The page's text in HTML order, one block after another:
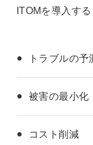
ITOMを導入す
トラブルの予
被害の最小化
コスト削減